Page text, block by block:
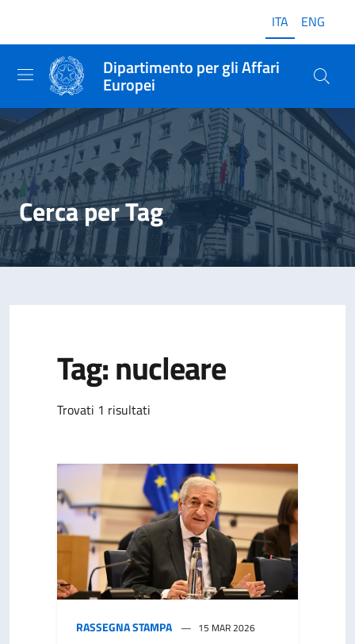
ITA ENG
Dipartimento per gli Affari
Europei
Cerca per Tag
Tag: nucleare
Trovati 1 risultati
RASSEGNA STAMPA 15 MAR 2026